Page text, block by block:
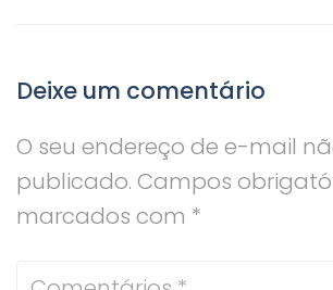
Deixe um comentário
O seu endereço de e-mail
publicado. Campos
marcados com *